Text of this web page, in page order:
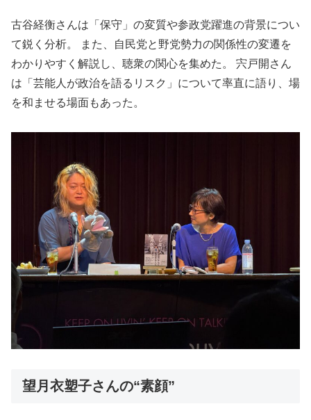
古谷経衡さんは「保守」の変質や参政党躍進の背景につい
て鋭く分析。 また、自民党と野党勢力の関係性の変遷を
わかりやすく解説し、聴衆の関心を集めた。 宍戸開さん
は「芸能人が政治を語るリスク」について率直に語り、場
を和ませる場面もあった。
望月衣塑子さんの“素顔”